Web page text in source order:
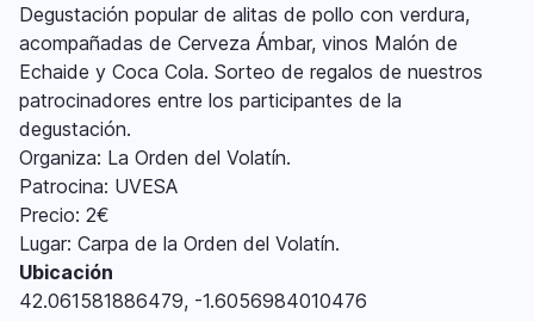
Degustación popular de alitas de pollo con verdura,
acompañadas de Cerveza Ámbar, vinos Malón de
Echaide y Coca Cola. Sorteo de regalos de nuestros
patrocinadores entre los participantes de la
degustación.
Organiza: La Orden del Volatín.
Patrocina: UVESA
Precio: 2€
Lugar: Carpa de la Orden del Volatín.
Ubicación
42.061581886479, -1.6056984010476